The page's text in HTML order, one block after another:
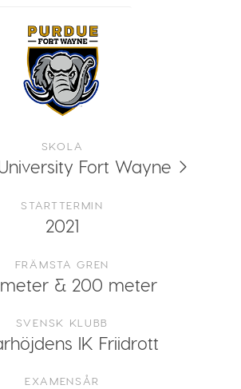
SKOLA
Fort Wayne
STARTTERMIN
2021
FRÄMSTA GREN
& 200 meter
SVENSK KLUBB
IK Friidrott
EXAMENSÅR